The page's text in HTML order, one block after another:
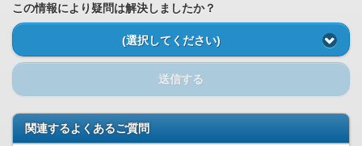
この情報により疑問は解決しましたか？
(選択してください)
送信する
関連するよくあるご質問